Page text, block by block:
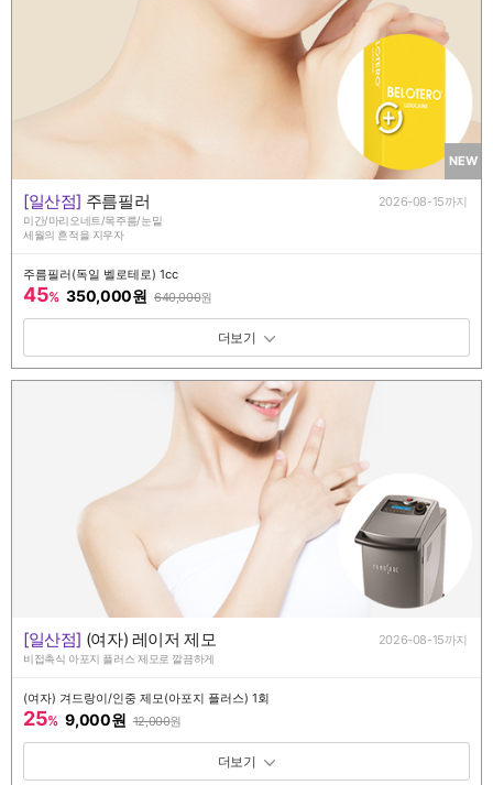
NEW
[일산점] 주름필러 2026-08-15까지
미간/마리오네트/목주름/눈밑
세월의 흔적을 지우자
주름필러(독일 벨로테로) 1cc
45% 350,000원 640,000원
패키지 보기 토글
[일산점] (여자) 레이저 제모 2026-08-15까지
비접촉식 아포지 플러스 제모로 깔끔하게
(여자) 겨드랑이/인중 제모(아포지 플러스) 1회
25% 9,000원 12,000원
패키지 보기 토글